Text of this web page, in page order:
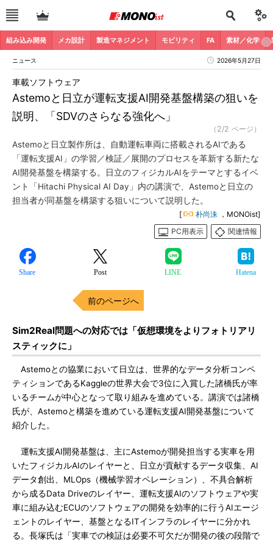
組み込み開発 メカ設計 製造マネジメント モビリティ FA 素材／化学
ニュース 2026年5月27日
Astemoと日立が運転支援AI開発基盤構築の狙いを
説明、「SDVのさらなる強化へ」
車載ソフトウェア
（2/2 ページ）
Astemoと日立製作所は、自動運転車両に搭載されるAIである
「運転支援AI」の学習／検証／展開のプロセスを革新する新たな
AI開発基盤を構築する。日立のフィジカルAIをテーマとするイベ
ント「Hitachi Physical AI Day」内の講演で、Astemoと日立の
担当者が同基盤を構築する狙いについて説明した。
[ 朴尚洙 ，MONOist]
PC用表示
関連情報
Share Post LINE Hatena
前のページへ
Sim2Real問題への対応では「仮想環境をよりフォトリアリ
スティックに」
Astemoとの協業において日立は、世界的なデータ分析コンペ
ティションであるKaggleの世界大会で3位に入賞した諸橋氏が率
いるチームが中心となって取り組みを進めている。講演では諸橋
氏が、Astemoと構築を進めている運転支援AI開発基盤について
紹介した。
運転支援AI開発基盤は、主にAstemoが開発担当する実車を用
いたフィジカルAIのレイヤーと、日立が貢献するデータ収集、AI
データ創出、MLOps（機械学習オペレーション）、不具合解析
から成るData Driveのレイヤー、運転支援AIのソフトウェアや実
車に組み込むECUのソフトウェアの開発を効率的に行うAIエージ
ェントのレイヤー、基盤となるITインフラのレイヤーに分かれ
る。長塚氏は「実車での検証は必要不可欠だが開発の後の段階で